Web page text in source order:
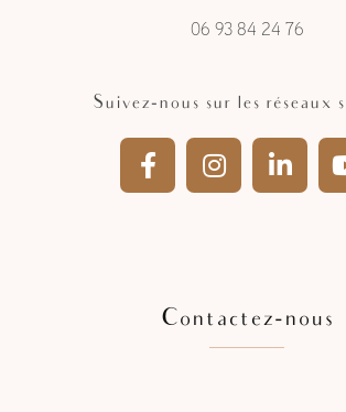
06 93 84 24 76
Suivez-nous sur les réseaux
Contactez-nous